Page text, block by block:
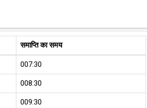
समाप्ति का समय
007:30
008:30
009:30